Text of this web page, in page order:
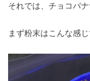
それでは、チョコバ
まず粉末はこんな感